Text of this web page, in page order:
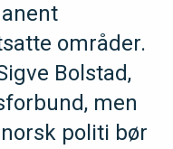
områder.
Bolstad,
men
politi bør